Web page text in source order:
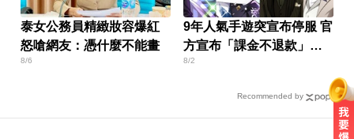
泰女公務員精緻妝容爆紅
怒嗆網友：憑什麼不能畫
8/6
9年人氣手遊突宣布停服 官
方宣布「課金不退款」玩
家炸鍋
8/2
Recommended by